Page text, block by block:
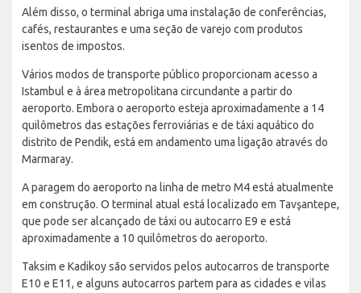
Além disso, o terminal abriga uma instalação de conferências,
cafés, restaurantes e uma seção de varejo com produtos
isentos de impostos.
Vários modos de transporte público proporcionam acesso a
Istambul e à área metropolitana circundante a partir do
aeroporto. Embora o aeroporto esteja aproximadamente a 14
quilômetros das estações ferroviárias e de táxi aquático do
distrito de Pendik, está em andamento uma ligação através do
Marmaray.
A paragem do aeroporto na linha de metro M4 está atualmente
em construção. O terminal atual está localizado em Tavşantepe,
que pode ser alcançado de táxi ou autocarro E9 e está
aproximadamente a 10 quilômetros do aeroporto.
Taksim e Kadikoy são servidos pelos autocarros de transporte
E10 e E11, e alguns autocarros partem para as cidades e vilas